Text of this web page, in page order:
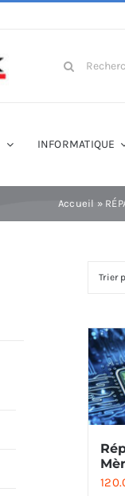
Search
INFORMATIQUE
Accueil »
Trier